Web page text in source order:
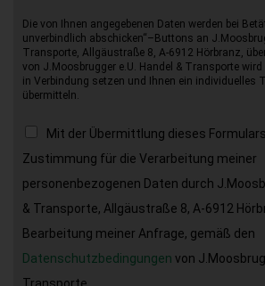
Die von Ihnen angegebenen Daten werden bei
unverbindlich abschicken“–Buttons an
Transporte, Allgäustraße 8, A-6912 Hörbranz,
von J.Moosbrugger e.U. Handel & Transporte
in Verbindung setzen und Ihnen ein individuelles
übermitteln.
Mit der Übermittlung dieses
Zustimmung für die Verarbeitung meiner
personenbezogenen Daten durch
& Transporte, Allgäustraße 8, A-6912
Bearbeitung meiner Anfrage, gemäß den
Datenschutzbedingungen von
Transporte.